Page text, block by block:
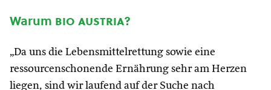
Warum bio austria?
„Da uns die Lebensmittelrettung sowie eine
ressourcenschonende Ernährung sehr am Herzen
liegen, sind wir laufend auf der Suche nach